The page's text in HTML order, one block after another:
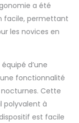
a été
facile, permettant
les novices en
d’une
fonctionnalité
Cette
polyvalent à
est facile